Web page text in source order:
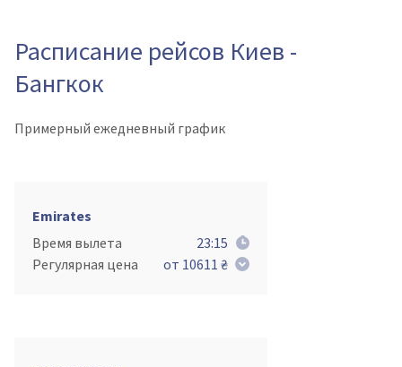
Расписание рейсов Киев -
Бангкок
Примерный ежедневный график
Emirates
Время вылета
23:15
Регулярная цена
от 10611 ₴